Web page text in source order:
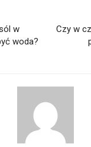
w
woda?
Czy w